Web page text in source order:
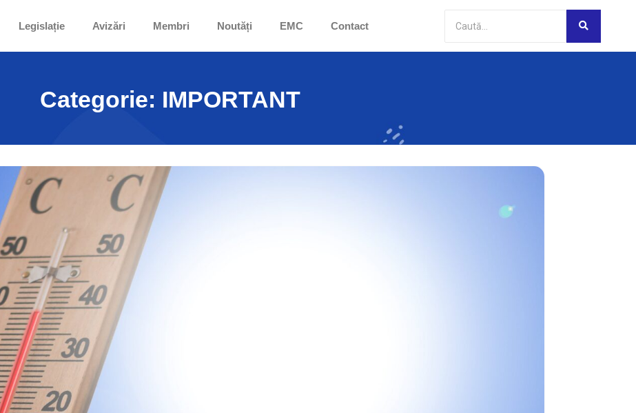
Legislație Avizări Membri Noutăți EMC Contact
Categorie: IMPORTANT